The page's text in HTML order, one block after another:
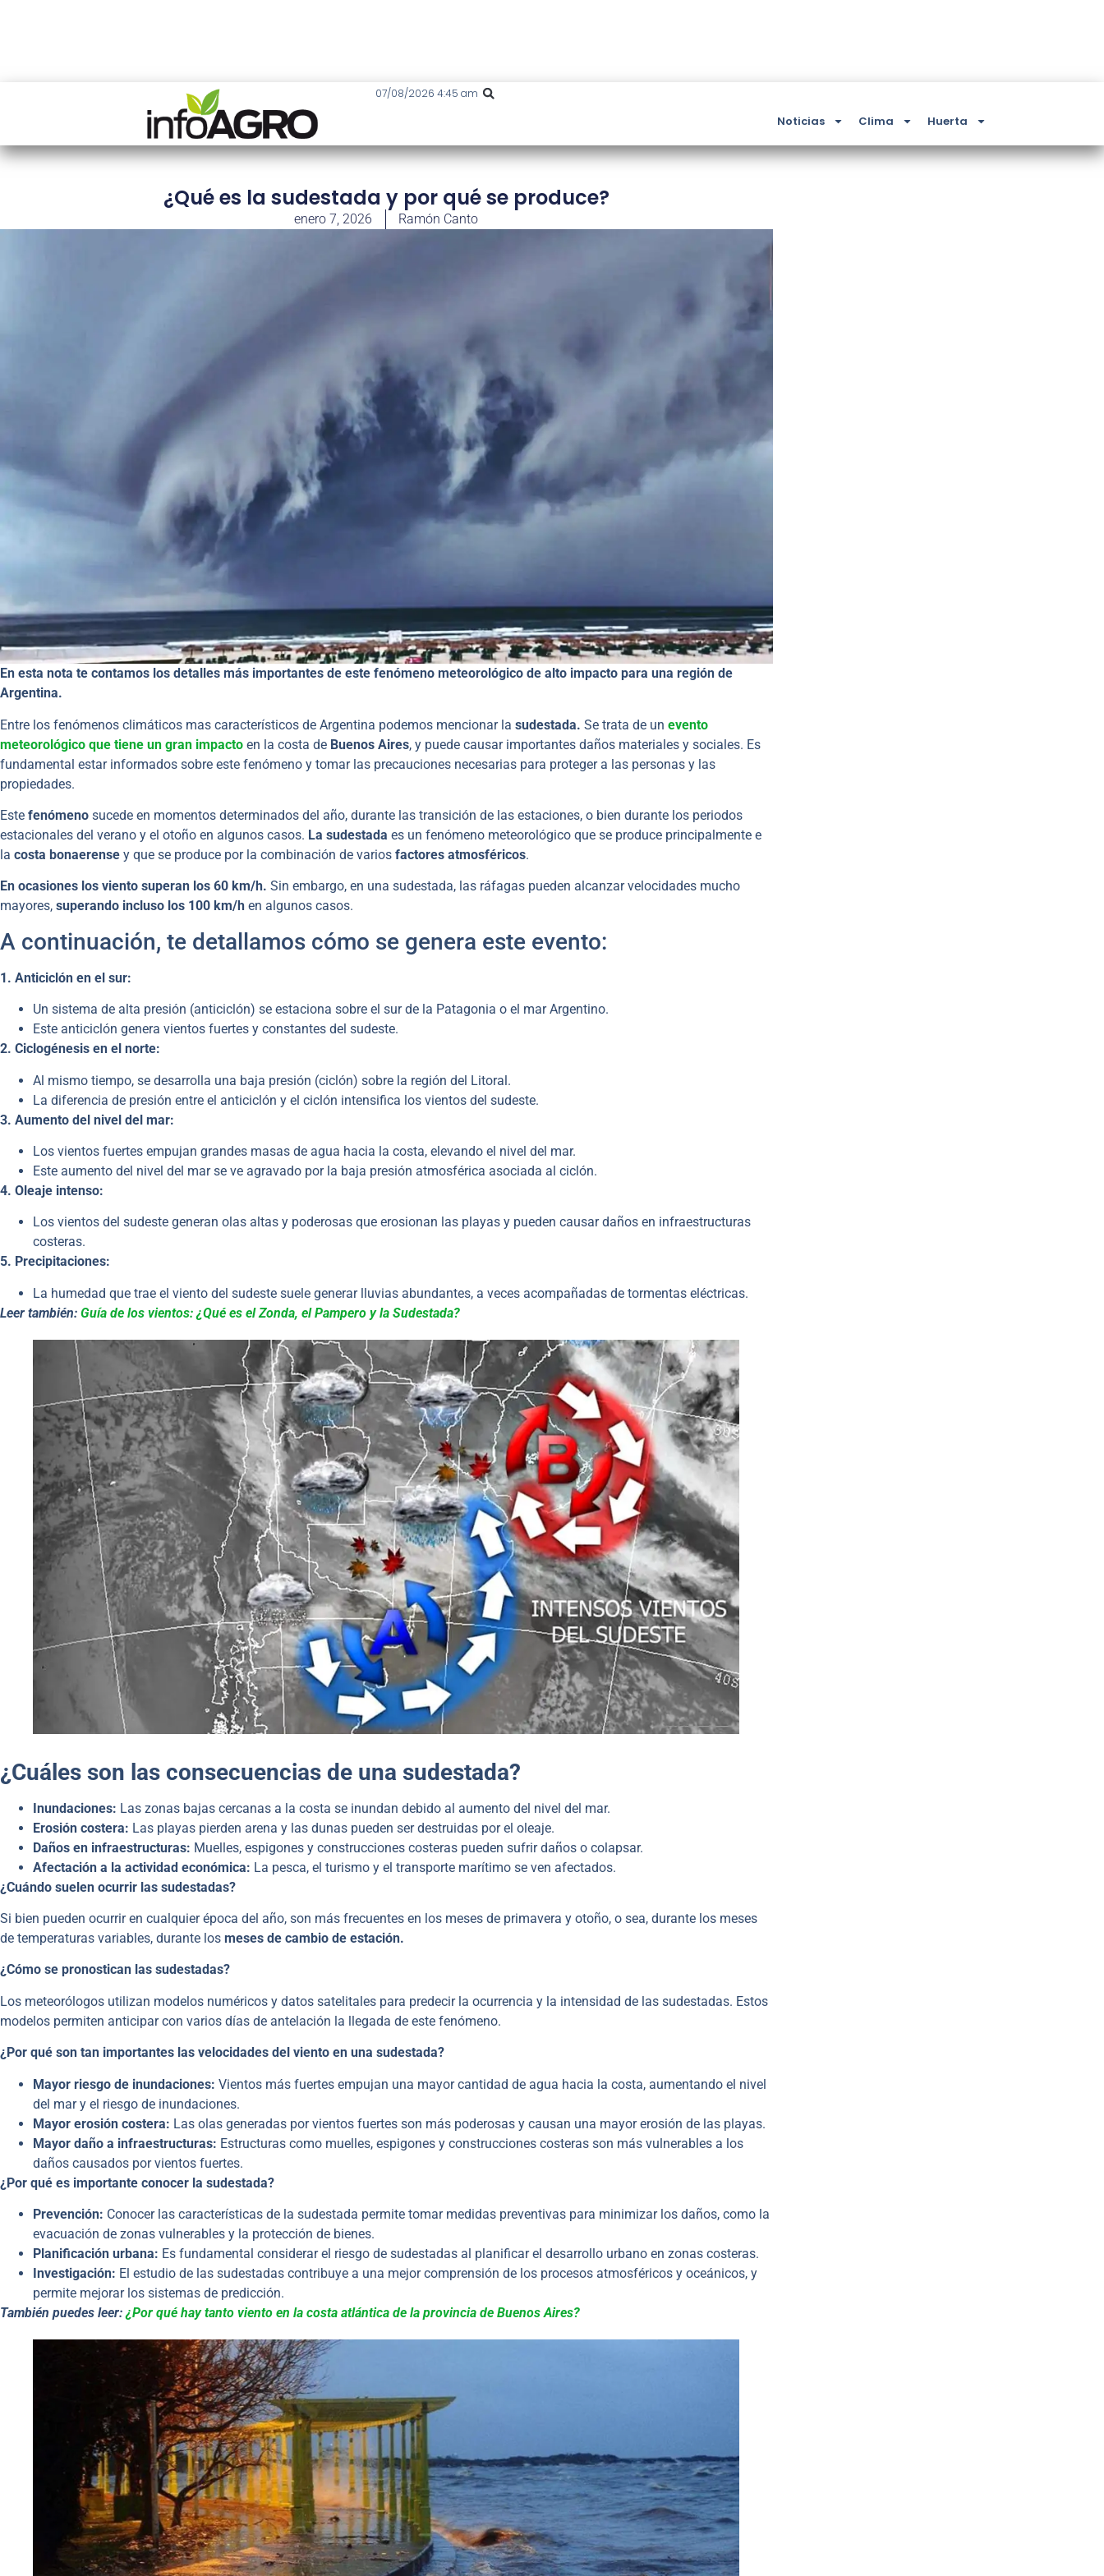
07/08/2026 4:45 am
Noticias Clima Huerta
¿Qué es la sudestada y por qué se produce?
enero 7, 2026 Ramón Canto
En esta nota te contamos los detalles más importantes de este fenómeno meteorológico de alto impacto para una región de
Argentina.
Entre los fenómenos climáticos mas característicos de Argentina podemos mencionar la sudestada. Se trata de un evento
meteorológico que tiene un gran impacto en la costa de Buenos Aires, y puede causar importantes daños materiales y sociales. Es
fundamental estar informados sobre este fenómeno y tomar las precauciones necesarias para proteger a las personas y las
propiedades.
Este fenómeno sucede en momentos determinados del año, durante las transición de las estaciones, o bien durante los periodos
estacionales del verano y el otoño en algunos casos. La sudestada es un fenómeno meteorológico que se produce principalmente e
la costa bonaerense y que se produce por la combinación de varios factores atmosféricos.
En ocasiones los viento superan los 60 km/h. Sin embargo, en una sudestada, las ráfagas pueden alcanzar velocidades mucho
mayores, superando incluso los 100 km/h en algunos casos.
A continuación, te detallamos cómo se genera este evento:
1. Anticiclón en el sur:
Un sistema de alta presión (anticiclón) se estaciona sobre el sur de la Patagonia o el mar Argentino.
Este anticiclón genera vientos fuertes y constantes del sudeste.
2. Ciclogénesis en el norte:
Al mismo tiempo, se desarrolla una baja presión (ciclón) sobre la región del Litoral.
La diferencia de presión entre el anticiclón y el ciclón intensifica los vientos del sudeste.
3. Aumento del nivel del mar:
Los vientos fuertes empujan grandes masas de agua hacia la costa, elevando el nivel del mar.
Este aumento del nivel del mar se ve agravado por la baja presión atmosférica asociada al ciclón.
4. Oleaje intenso:
Los vientos del sudeste generan olas altas y poderosas que erosionan las playas y pueden causar daños en infraestructuras
costeras.
5. Precipitaciones:
La humedad que trae el viento del sudeste suele generar lluvias abundantes, a veces acompañadas de tormentas eléctricas.
Leer también: Guía de los vientos: ¿Qué es el Zonda, el Pampero y la Sudestada?
¿Cuáles son las consecuencias de una sudestada?
Inundaciones: Las zonas bajas cercanas a la costa se inundan debido al aumento del nivel del mar.
Erosión costera: Las playas pierden arena y las dunas pueden ser destruidas por el oleaje.
Daños en infraestructuras: Muelles, espigones y construcciones costeras pueden sufrir daños o colapsar.
Afectación a la actividad económica: La pesca, el turismo y el transporte marítimo se ven afectados.
¿Cuándo suelen ocurrir las sudestadas?
Si bien pueden ocurrir en cualquier época del año, son más frecuentes en los meses de primavera y otoño, o sea, durante los meses
de temperaturas variables, durante los meses de cambio de estación.
¿Cómo se pronostican las sudestadas?
Los meteorólogos utilizan modelos numéricos y datos satelitales para predecir la ocurrencia y la intensidad de las sudestadas. Estos
modelos permiten anticipar con varios días de antelación la llegada de este fenómeno.
¿Por qué son tan importantes las velocidades del viento en una sudestada?
Mayor riesgo de inundaciones: Vientos más fuertes empujan una mayor cantidad de agua hacia la costa, aumentando el nivel
del mar y el riesgo de inundaciones.
Mayor erosión costera: Las olas generadas por vientos fuertes son más poderosas y causan una mayor erosión de las playas.
Mayor daño a infraestructuras: Estructuras como muelles, espigones y construcciones costeras son más vulnerables a los
daños causados por vientos fuertes.
¿Por qué es importante conocer la sudestada?
Prevención: Conocer las características de la sudestada permite tomar medidas preventivas para minimizar los daños, como la
evacuación de zonas vulnerables y la protección de bienes.
Planificación urbana: Es fundamental considerar el riesgo de sudestadas al planificar el desarrollo urbano en zonas costeras.
Investigación: El estudio de las sudestadas contribuye a una mejor comprensión de los procesos atmosféricos y oceánicos, y
permite mejorar los sistemas de predicción.
También puedes leer:¿Por qué hay tanto viento en la costa atlántica de la provincia de Buenos Aires?